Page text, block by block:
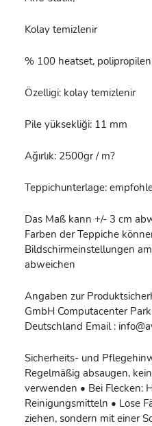
Kolay temizlenir
% 100 heatset, polipropilen
Özelligi: kolay temizlenir
Pile yüksekliği: 11 mm
Ağırlık: 2500gr / m?
Teppichunterlage:
Das Maß kann +/- 3 cm
Farben der Teppiche
Bildschirmeinstellungen
abweichen
Angaben zur
GmbH Computacenter
Deutschland Email :
Sicherheits- und
Regelmäßig absaugen,
verwenden • Bei Flecken:
Reinigungsmitteln • Lose
ziehen, sondern mit einer